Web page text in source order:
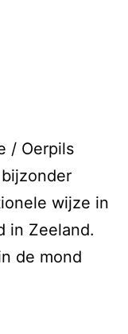
/ Oerpils
wijze in
in Zeeland.
de mond